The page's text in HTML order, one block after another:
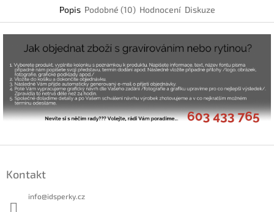
Popis Podobné (10) Hodnocení Diskuze
Kontakt
info@idsperky.cz